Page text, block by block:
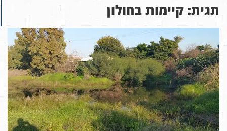
תגית: קיימות בחולון